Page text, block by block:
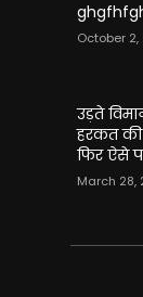
October 2,
उड़ते
हरकत
फिर ऐसे
March 28,